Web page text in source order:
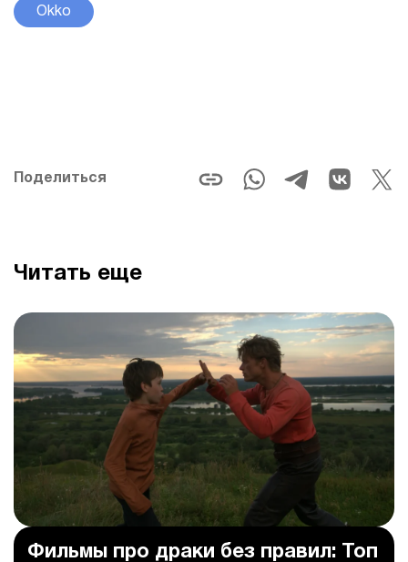
Okko
Поделиться
Читать еще
Фильмы про драки без правил: Топ